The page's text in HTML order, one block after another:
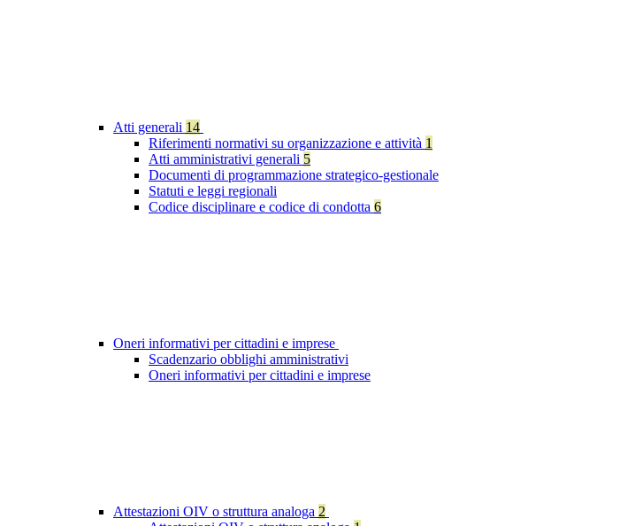
Atti generali 14
Riferimenti normativi su organizzazione e attività 1
Atti amministrativi generali 5
Documenti di programmazione strategico-gestionale
Statuti e leggi regionali
Codice disciplinare e codice di condotta 6
Oneri informativi per cittadini e imprese
Scadenzario obblighi amministrativi
Oneri informativi per cittadini e imprese
Attestazioni OIV o struttura analoga 2